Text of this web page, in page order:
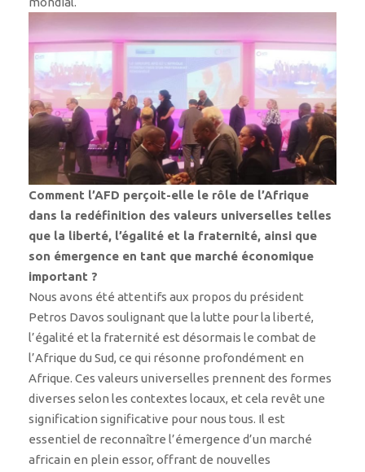
Comment l’AFD perçoit-elle le rôle de l’Afrique
dans la redéfinition des valeurs universelles telles
que la liberté, l’égalité et la fraternité, ainsi que
son émergence en tant que marché économique
important ?
Nous avons été attentifs aux propos du président
Petros Davos soulignant que la lutte pour la liberté,
l’égalité et la fraternité est désormais le combat de
l’Afrique du Sud, ce qui résonne profondément en
Afrique. Ces valeurs universelles prennent des formes
diverses selon les contextes locaux, et cela revêt une
signification significative pour nous tous. Il est
essentiel de reconnaître l’émergence d’un marché
africain en plein essor, offrant de nouvelles